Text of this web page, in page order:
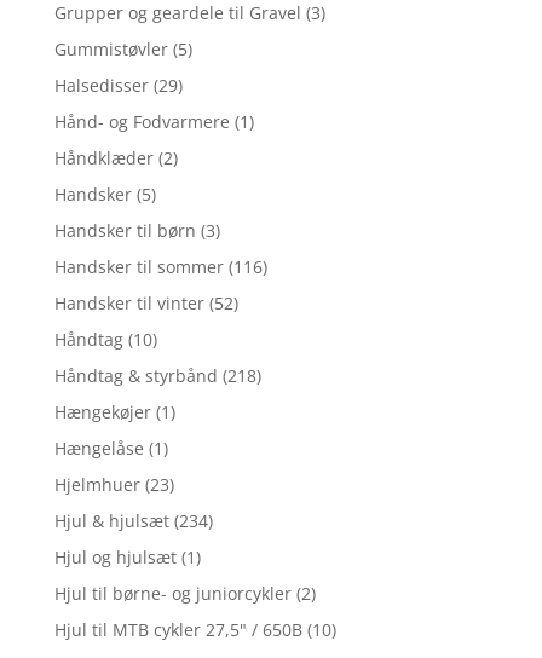
Grupper og geardele til Gravel (3)
Gummistøvler (5)
Halsedisser (29)
Hånd- og Fodvarmere (1)
Håndklæder (2)
Handsker (5)
Handsker til børn (3)
Handsker til sommer (116)
Handsker til vinter (52)
Håndtag (10)
Håndtag & styrbånd (218)
Hængekøjer (1)
Hængelåse (1)
Hjelmhuer (23)
Hjul & hjulsæt (234)
Hjul og hjulsæt (1)
Hjul til børne- og juniorcykler (2)
Hjul til MTB cykler 27,5" / 650B (10)